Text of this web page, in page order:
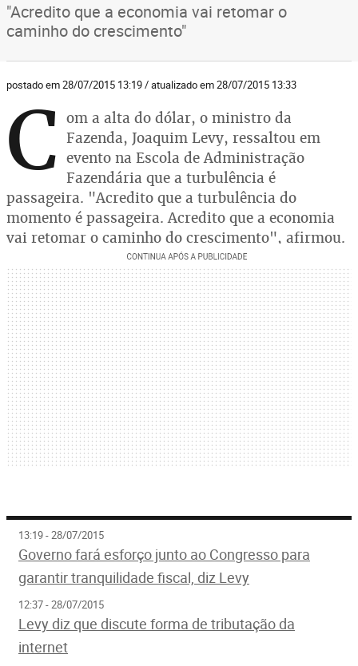
"Acredito que a economia vai retomar o
caminho do crescimento"
postado em 28/07/2015 13:19 / atualizado em 28/07/2015 13:33
C om a alta do dólar, o ministro da
Fazenda, Joaquim Levy, ressaltou em
evento na Escola de Administração
Fazendária que a turbulência é
passageira. "Acredito que a turbulência do
momento é passageira. Acredito que a economia
vai retomar o caminho do crescimento", afirmou.
13:19 - 28/07/2015
Governo fará esforço junto ao Congresso para
garantir tranquilidade fiscal, diz Levy
12:37 - 28/07/2015
Levy diz que discute forma de tributação da
internet